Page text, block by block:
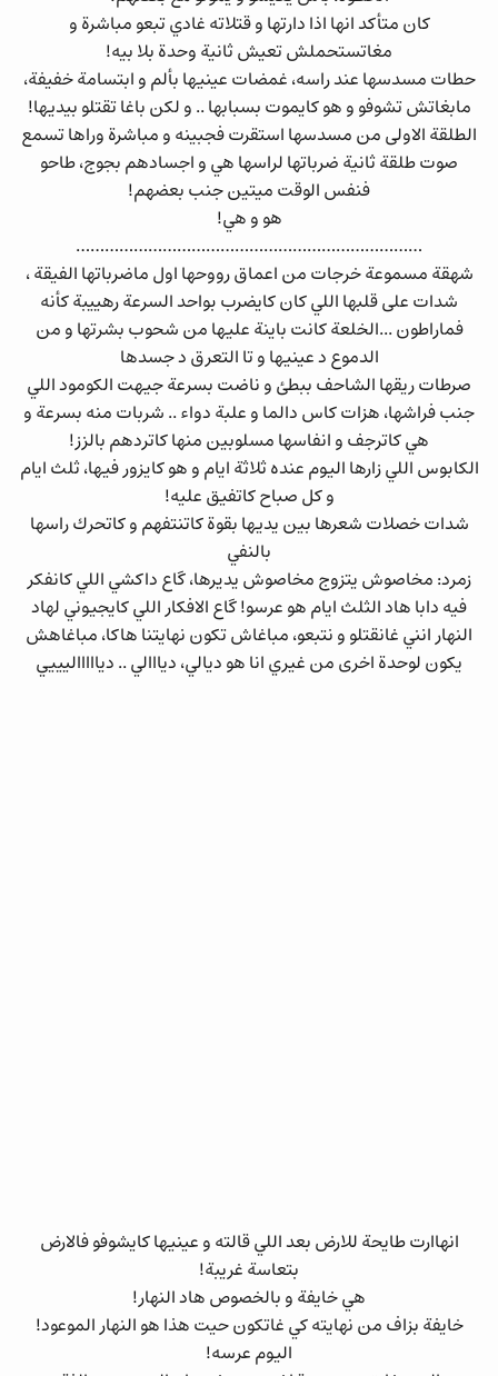
كان متأكد انها اذا دارتها و قتلاته غادي تبعو مباشرة و
مغاتستحملش تعيش ثانية وحدة بلا بيه!
حطات مسدسها عند راسه، غمضات عينيها بألم و ابتسامة خفيفة،
مابغاتش تشوفو و هو كايموت بسبابها .. و لكن باغا تقتلو بيديها!
الطلقة الاولى من مسدسها استقرت فجبينه و مباشرة وراها تسمع
صوت طلقة ثانية ضرباتها لراسها هي و اجسادهم بجوج، طاحو
فنفس الوقت ميتين جنب بعضهم!
هو و هي!
………………………………………………………………
شهقة مسموعة خرجات من اعماق رووحها اول ماضرباتها الفيقة ،
شدات على قلبها اللي كان كايضرب بواحد السرعة رهييبة كأنه
فماراطون ...الخلعة كانت باينة عليها من شحوب بشرتها و من
الدموع د عينيها و تا التعرق د جسدها
صرطات ريقها الشاحف ببطئ و ناضت بسرعة جيهت الكومود اللي
جنب فراشها، هزات كاس دالما و علبة دواء .. شربات منه بسرعة و
هي كاترجف و انفاسها مسلوبين منها كاتردهم بالزز!
الكابوس اللي زارها اليوم عنده ثلاثة ايام و هو كايزور فيها، ثلث ايام
و كل صباح كاتفيق عليه!
شدات خصلات شعرها بين يديها بقوة كاتنتفهم و كاتحرك راسها
بالنفي
زمرد: مخاصوش يتزوج مخاصوش يديرها، گاع داكشي اللي كانفكر
فيه دابا هاد الثلث ايام هو عرسو! گاع الافكار اللي كايجيوني لهاد
النهار انني غانقتلو و نتبعو، مباغاش تكون نهايتنا هاكا، مباغاهش
يكون لوحدة اخرى من غيري انا هو ديالي، ديااالي .. دياااااليييي
انهاارت طايحة للارض بعد اللي قالته و عينيها كايشوفو فالارض
بتعاسة غريبة!
هي خايفة و بالخصوص هاد النهار!
خايفة بزاف من نهايته كي غاتكون حيت هذا هو النهار الموعود!
اليوم عرسه!